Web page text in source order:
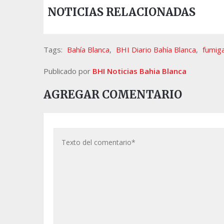
NOTICIAS RELACIONADAS
Tags: Bahía Blanca, BHI Diario Bahía Blanca,
Publicado por BHI Noticias Bahia Blanca
AGREGAR COMENTARIO